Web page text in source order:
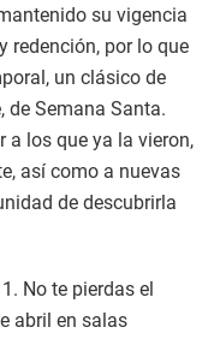
su vigencia
redención, por lo que
un clásico de
de Semana Santa.
a los que ya la vieron,
así como a nuevas
de descubrirla
No te pierdas el
abril en salas